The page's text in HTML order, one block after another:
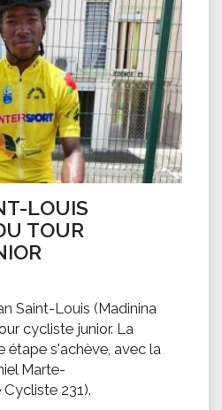
LOUIS
TOUR
Saint-Louis (Madinina
cycliste junior. La
étape s'achève, avec la
Marte-
231).